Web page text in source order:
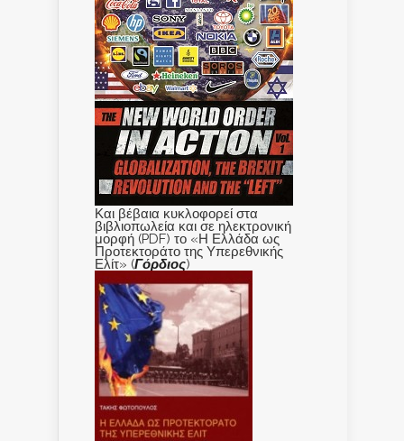
Και βέβαια κυκλοφορεί στα
βιβλιοπωλεία και σε ηλεκτρονική
μορφή (PDF) το «Η Ελλάδα ως
Προτεκτοράτο της Υπερεθνικής
Ελίτ» (Γόρδιος)